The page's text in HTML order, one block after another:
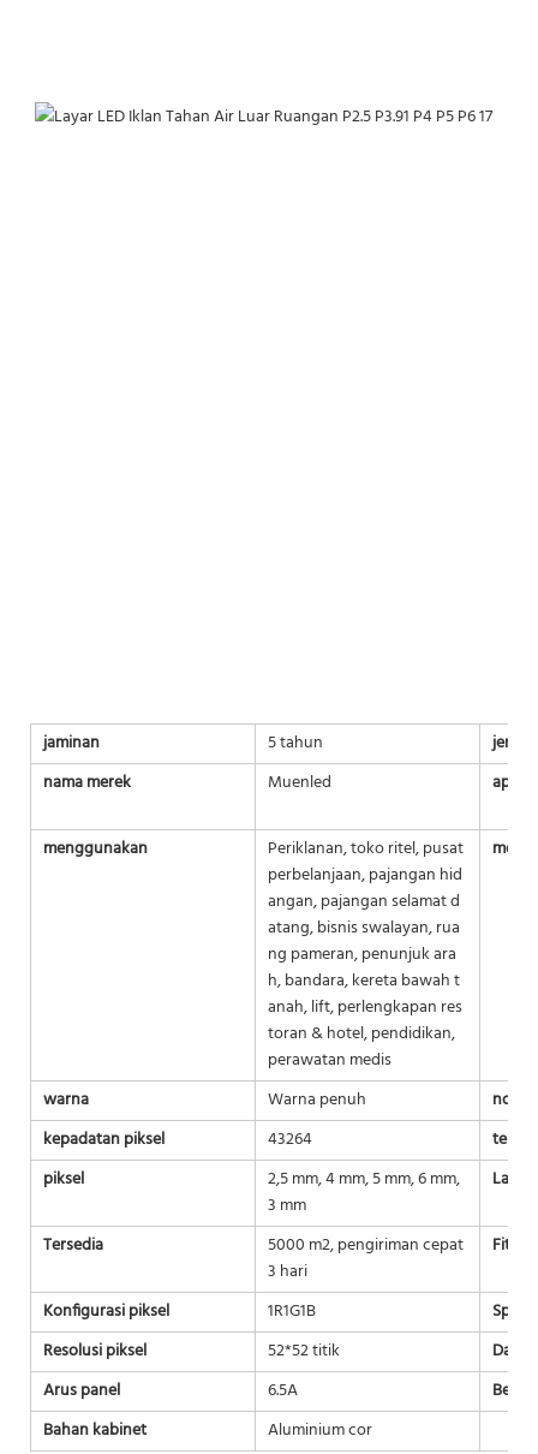
jaminan 5 tahun
jenis
nama merek
Muenled
menggunakan
Periklanan, toko ritel, pusat
perbelanjaan, pajangan hid
angan, pajangan selamat d
atang, bisnis swalayan, rua
ng pameran, penunjuk ara
h, bandara, kereta bawah t
anah, lift, perlengkapan res
toran & hotel, pendidikan,
perawatan medis
warna Warna penuh
kepadatan piksel
43264
piksel
2,5 mm, 4 mm, 5 mm, 6 mm,
3 mm
Tersedia
5000 m2, pengiriman cepat
3 hari
Fitur-
Konfigurasi piksel 1R1G1B
Resolusi piksel
52*52 titik
Daya
Arus panel
6.5A
Berat
Bahan kabinet
Aluminium cor